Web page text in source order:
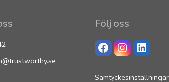
Följ oss
FACEBOOK
INSTAGRAM
LINKEDIN
Samtyckesinställningar